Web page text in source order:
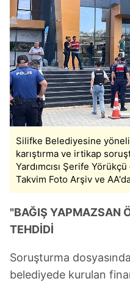
Silifke Belediyesine
karıştırma ve irtikap
Yardımcısı Şerife
Takvim Foto Arşiv ve
"BAĞIŞ YAPMAZSAN
TEHDİDİ
Soruşturma
belediyede kurulan